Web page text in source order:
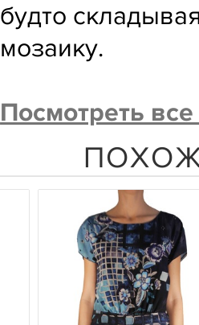
будто
мозаику.
Посмотреть